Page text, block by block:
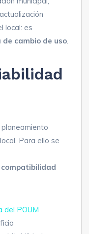
local: es
de cambio de uso.
Para ello se
del POUM